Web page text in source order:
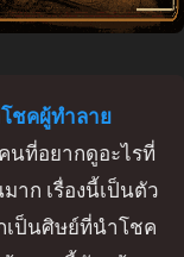
ชคผู้ทำลาย
นที่อยากดูอะไรที่
ก เรื่องนี้เป็นตัว
เป็นศิษย์ที่นำโชค